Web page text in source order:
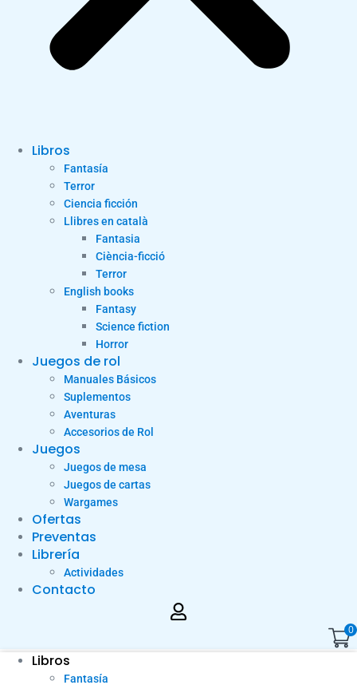
Libros
Fantasía
Terror
Ciencia ficción
Llibres en català
Fantasia
Ciència-ficció
Terror
English books
Fantasy
Science fiction
Horror
Juegos de rol
Manuales Básicos
Suplementos
Aventuras
Accesorios de Rol
Juegos
Juegos de mesa
Juegos de cartas
Wargames
Ofertas
Preventas
Librería
Actividades
Contacto
0
Libros
Fantasía